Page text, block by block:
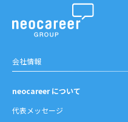
会社情報
neocareer について
代表メッセージ